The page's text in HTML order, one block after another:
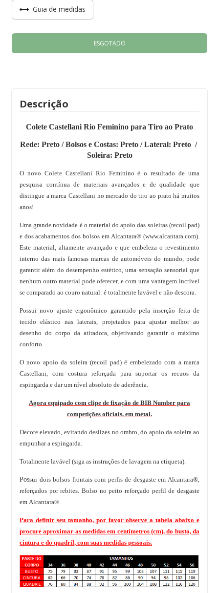
Guia de medidas
Descrição
Colete Castellani Rio Feminino para Tiro ao Prato
Rede: Preto / Bolsos e Costas: Preto / Lateral: Preto /
Soleira: Preto
O novo Colete Castellani Rio Feminino é o resultado de uma
pesquisa contínua de materiais avançados e de qualidade que
distingue a marca Castellani no mercado do tiro ao prato há muitos
anos!
Uma grande novidade é o material do apoio das soleiras (recoil pad)
e dos acabamentos dos bolsos em Alcantara® (www.alcantara.com).
Este material, altamente avançado e que embeleza o revestimento
interno das mais famosas marcas de automóveis do mundo, pode
garantir além do desempenho estético, uma sensação sensorial que
nenhum outro material pode oferecer, e com uma vantagem incrível
se comparado ao couro natural: é totalmente lavável e não descora.
Possui novo ajuste ergonômico garantido pela inserção feita de
tecido elástico nas laterais, projetados para ajustar melhor ao
desenho do corpo da atiradora, objetivando garantir o máximo
conforto.
O novo apoio da soleira (recoil pad) é embelezado com a marca
Castellani, com costura reforçada para suportar os recuos da
espingarda e dar um nível absoluto de aderência.
Agora equipado com clipe de fixação de BIB Number para
competições oficiais, em metal.
Decote elevado, evitando deslizes no ombro, do apoio da soleira ao
empunhar a espingarda.
Totalmente lavável (siga as instruções de lavagem na etiqueta).
Possui dois bolsos frontais com perfis de desgaste em Alcantara®,
reforçados por rebites. Bolso no peito reforçado perfil de desgaste
em Alcantara®.
Para definir seu tamanho, por favor observe a tabela abaixo e
procure aproximar as medidas em centímetros (cm), do busto, da
cintura e do quadril, com suas medidas pessoais.